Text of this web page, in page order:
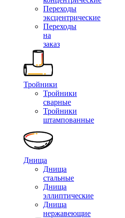
Переходы
эксцентрические
Переходы
на
заказ
Тройники
Тройники
сварные
Тройники
штампованные
Днища
Днища
стальные
Днища
эллиптические
Днища
нержавеющие